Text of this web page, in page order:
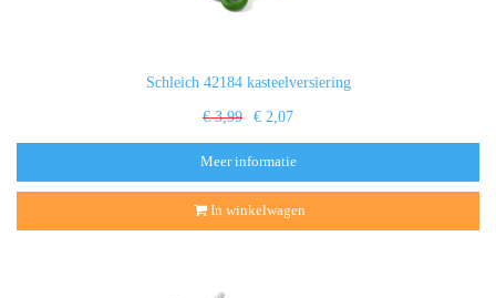
Schleich 42184 kasteelversiering
€ 3,99 € 2,07
Meer informatie
In winkelwagen